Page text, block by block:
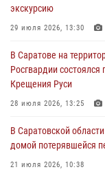
экскурсию
29 июля 2026, 13:30
В Саратове на
Росгвардии
Крещения Руси
28 июля 2026, 13:25
В Саратовской
домой потерявшейся
21 июля 2026, 10:38